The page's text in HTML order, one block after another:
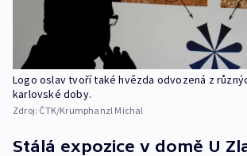
Logo oslav tvoří také hvězda odvozená z
karlovské doby.
Zdroj: ČTK/Krumphanzl Michal
Stálá expozice v domě U